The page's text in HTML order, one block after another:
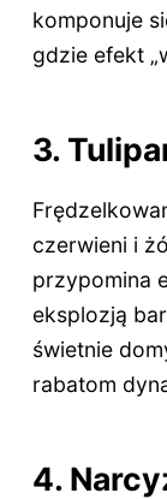
komponuje
gdzie efekt
3.
czerwieni i
przypomina
eksplozją
świetnie
rabatom
4.